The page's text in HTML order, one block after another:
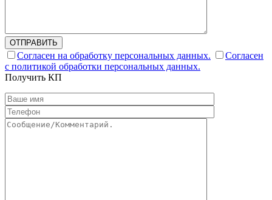
ОТПРАВИТЬ
Согласен на обработку персональных данных.
Согласен
с политикой обработки персональных данных.
Получить КП